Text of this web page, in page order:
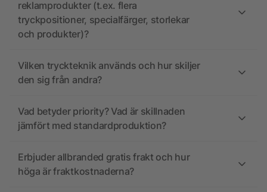
reklamprodukter (t.ex. flera
tryckpositioner, specialfärger, storlekar
och produkter)?
Vilken tryckteknik används och hur skiljer
den sig från andra?
Vad betyder priority? Vad är skillnaden
jämfört med standardproduktion?
Erbjuder allbranded gratis frakt och hur
höga är fraktkostnaderna?